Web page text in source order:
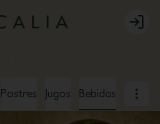
Login
Postres Jugos Bebidas